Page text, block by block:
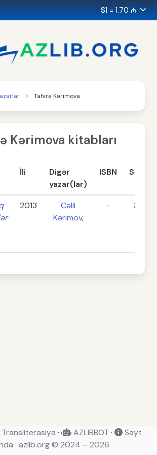
$1 = 1.70 ₼
Tahirə Kərimova
Kərimova kitabları
İli
Digər
yazar(lar)
ISBN Səhifə
2013
Cəlil
Kərimov,
- 347
· AZLIBBOT ·
Sayt
· azlib.org © 2024 – 2026